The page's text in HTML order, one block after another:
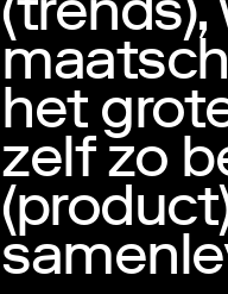
het
zelf zo